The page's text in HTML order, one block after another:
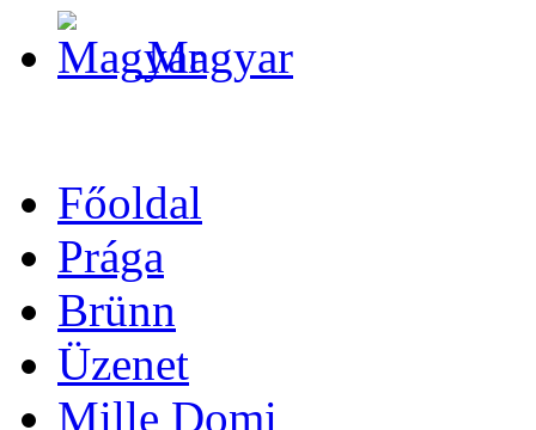
Magyar
Főoldal
Prága
Brünn
Üzenet
Mille Domi